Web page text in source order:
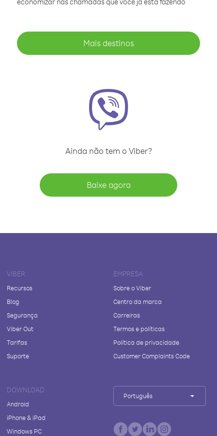
Mais destinos
Ainda não tem o Viber?
Baixe agora
VIBER
Recursos
Blog
Segurança
Viber Out
Tarifas
Suporte
EMPRESA
Sobre o Viber
Centro da marca
Carreiras
Termos e políticas
Política de privacidade
Customer Complaints Code
DOWNLOAD
Android
iPhone & iPad
Windows PC
Português